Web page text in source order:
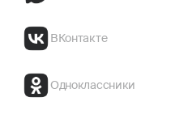
ВКонтакте
Одноклассники